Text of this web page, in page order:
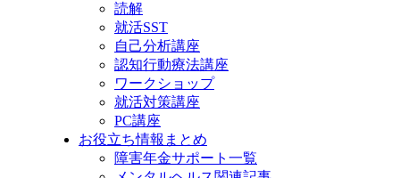
読解
就活SST
自己分析講座
認知行動療法講座
ワークショップ
就活対策講座
PC講座
お役立ち情報まとめ
障害年金サポート一覧